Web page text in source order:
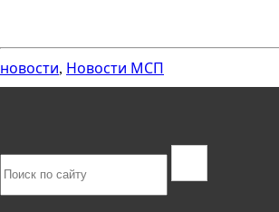
новости, Новости МСП